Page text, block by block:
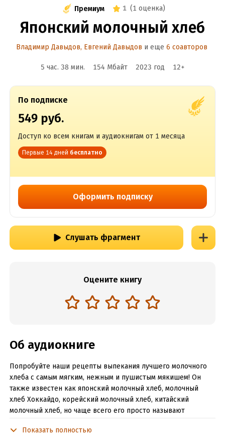
Премиум 1 (1 оценка)
Японский молочный хлеб
Владимир Давыдов, Евгений Давыдов и еще 6 соавторов
5 час. 38 мин. 154 Мбайт 2023 год 12+
По подписке
549 руб.
Доступ ко всем книгам и аудиокнигам от 1 месяца
Первые 14 дней бесплатно
Оформить подписку
Слушать фрагмент
Оцените книгу
Об аудиокниге
Попробуйте наши рецепты выпекания лучшего молочного
хлеба с самым мягким, нежным и пушистым мякишем! Он
также известен как японский молочный хлеб, молочный
хлеб Хоккайдо, корейский молочный хлеб, китайский
молочный хлеб, но чаще всего его просто называют
представлены рецепты приготовления теста с внесением
Показать полностью